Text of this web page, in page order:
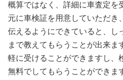
概算ではなく、詳細に車査定を
元に車検証を用意していただき
伝えるようにできていると、し
まで教えてもらうことが出来ま
軽に受けることができますし、
無料でしてもらうことができま